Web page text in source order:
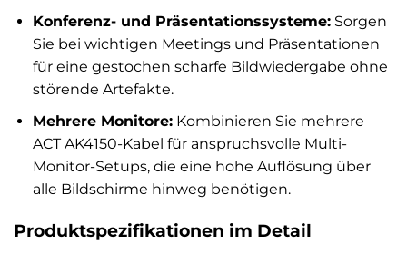
Konferenz- und Präsentationssysteme:Sorgen
Sie bei wichtigen Meetings und Präsentationen
für eine gestochen scharfe Bildwiedergabe ohne
störende Artefakte.
Mehrere Monitore:Kombinieren Sie mehrere
ACT AK4150-Kabel für anspruchsvolle Multi-
Monitor-Setups, die eine hohe Auflösung über
alle Bildschirme hinweg benötigen.
Produktspezifikationen im Detail